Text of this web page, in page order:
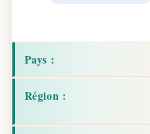
Pays :
Région :